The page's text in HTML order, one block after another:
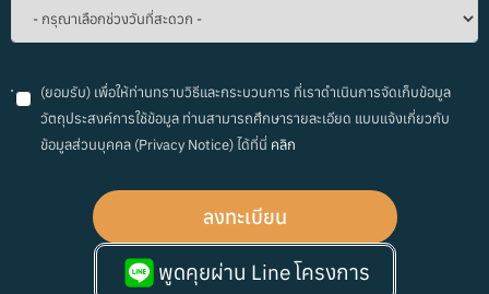
(ยอมรับ) เพื่อให้ท่านทราบวิธีและกระบวนการ ที่เราดำเนินการจัดเก็บข้อมูล
วัตถุประสงค์การใช้ข้อมูล ท่านสามารถศึกษารายละเอียด แบบแจ้งเกี่ยวกับ
ข้อมูลส่วนบุคคล (Privacy Notice) ได้ที่นี่ คลิก
ลงทะเบียน
พูดคุยผ่าน Line โครงการ